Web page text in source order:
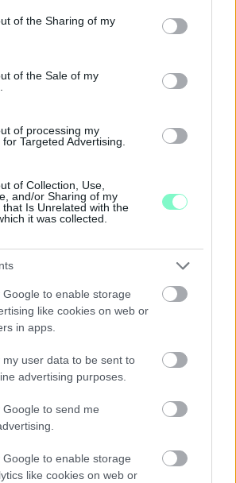
or usage behaviour. You may click to
to Google and its third-party tags to
specified purposes in below Google
of the Sharing of my
of the Sale of my
of processing my
Targeted Advertising.
of Collection, Use,
and/or Sharing of my
that Is Unrelated with the
it was collected.
Google to enable storage
like cookies on web or
in apps.
my user data to be sent to
advertising purposes.
to send me
Google to enable storage
like cookies on web or
ütemezéséről és az új kerékpárút
A GYŐRI
zajlik a munkavégzés, a Győr Projekt